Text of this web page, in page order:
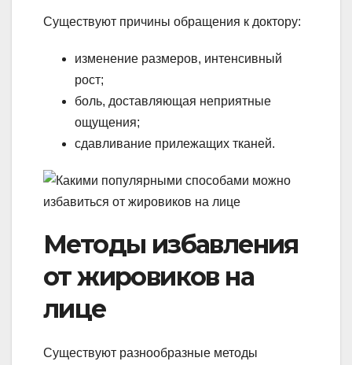
Существуют причины обращения к доктору:
изменение размеров, интенсивный
рост;
боль, доставляющая неприятные
ощущения;
сдавливание прилежащих тканей.
Методы избавления
от жировиков на
лице
Существуют разнообразные методы